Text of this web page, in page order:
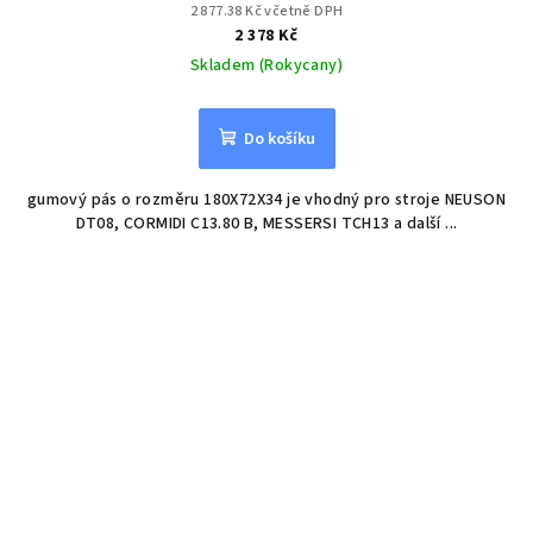
2 877.38 Kč včetně DPH
2 378 Kč
Skladem (Rokycany)
Do košíku
gumový pás o rozměru 180X72X34 je vhodný pro stroje NEUSON
DT08, CORMIDI C13.80 B, MESSERSI TCH13 a další ...